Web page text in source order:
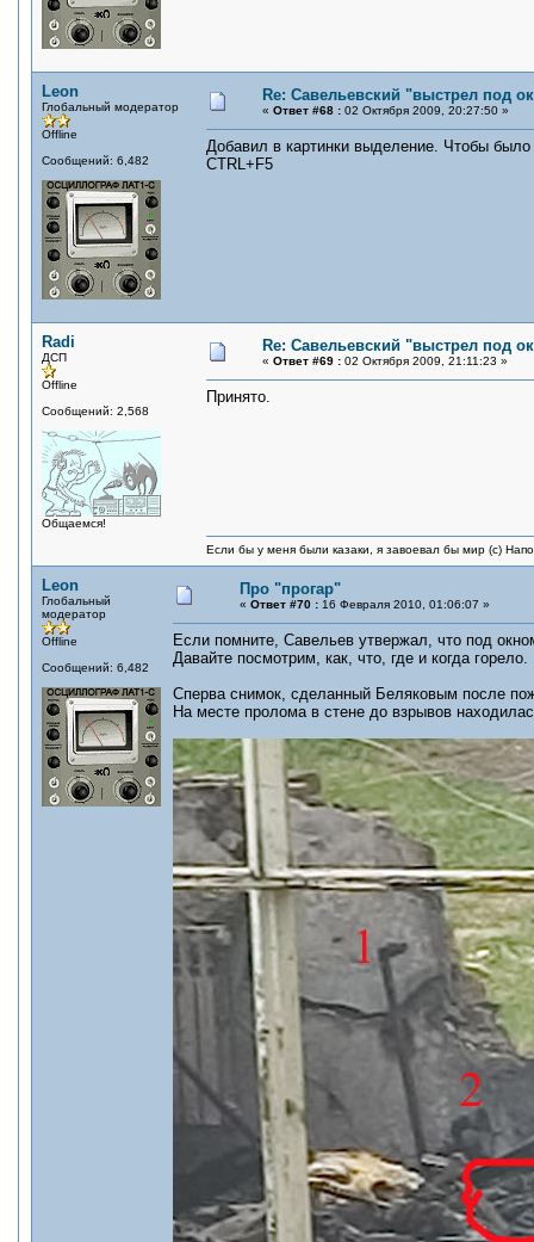
Leon
Глобальный модератор
Offline
Сообщений: 6,482
Re: Савельевский "выстрел под
« Ответ #68 : 02 Октября 2009, 20:27:50 »
Добавил в картинки выделение. Чтобы
CTRL+F5
Radi
ДСП
Offline
Сообщений: 2,568
Общаемся!
Re: Савельевский "выстрел под
« Ответ #69 : 02 Октября 2009, 21:11:23 »
Принято.
Если бы у меня были казаки, я завоевал бы мир (с)
Leon
Глобальный
модератор
Offline
Сообщений: 6,482
Про "прогар"
« Ответ #70 : 16 Февраля 2010, 01:06:07 »
Если помните, Савельев утвержал, что под
Давайте посмотрим, как, что, где и когда горело.
Сперва снимок, сделанный Беляковым после
На месте пролома в стене до взрывов